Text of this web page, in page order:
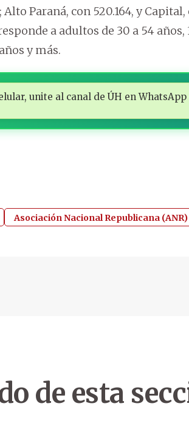
Paraná, con 520.164, y
a adultos de 30 a 54 años,
y más.
unite al canal de ÚH en WhatsApp
Asociación Nacional Republicana (ANR)
de esta